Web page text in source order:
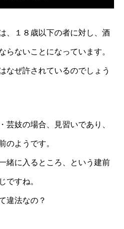
、１８歳以下の者に対し、酒
らないことになっています。
なぜ許されているのでしょう
芸妓の場合、見習いであり、
のようです。
緒に入るところ、という建前
ですね。
違法なの？